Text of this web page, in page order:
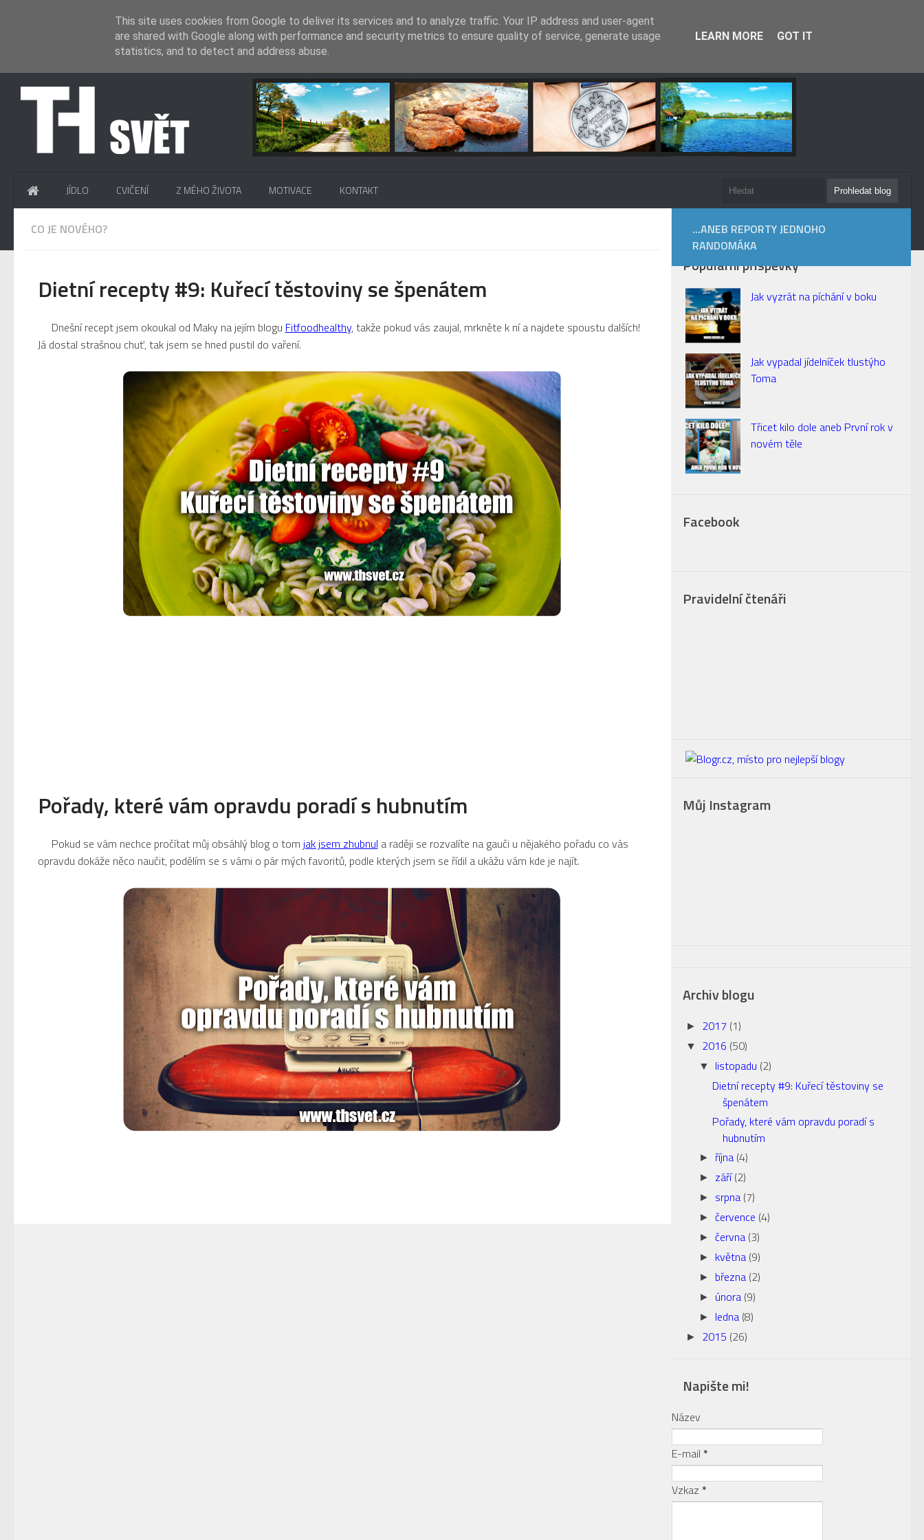
.
JÍDLO CVIČENÍ Z MÉHO ŽIVOTA MOTIVACE KONTAKT
CO JE NOVÉHO?
Dietní recepty #9: Kuřecí těstoviny se špenátem
Dnešní recept jsem okoukal od Maky na jejím blogu Fitfoodhealthy, takže pokud vás zaujal, mrkněte k ní a najdete spoustu dalších!
Já dostal strašnou chuť, tak jsem se hned pustil do vaření.
Pořady, které vám opravdu poradí s hubnutím
Pokud se vám nechce pročítat můj obsáhlý blog o tom jak jsem zhubnul a raději se rozvalíte na gauči u nějakého pořadu co vás
opravdu dokáže něco naučit, podělím se s vámi o pár mých favoritů, podle kterých jsem se řídil a ukážu vám kde je najít.
...ANEB REPORTY JEDNOHO
RANDOMÁKA
Populární příspěvky
Jak vyzrát na píchání v boku
Jak vypadal jídelníček tlustýho
Toma
Třicet kilo dole aneb První rok v
novém těle
Facebook
Pravidelní čtenáři
Můj Instagram
Archiv blogu
► 2017 (1)
▼ 2016 (50)
▼ listopadu (2)
Dietní recepty #9: Kuřecí těstoviny se
špenátem
Pořady, které vám opravdu poradí s
hubnutím
► října (4)
► září(2)
► srpna (7)
► července (4)
► června (3)
► května (9)
► března (2)
► února (9)
► ledna (8)
► 2015 (26)
Napište mi!
Název
E-mail *
Vzkaz *
This site uses cookies from Google to deliver its services and to analyze traffic. Your IP address and user-agent
are shared with Google along with performance and security metrics to ensure quality of service, generate usage
statistics, and to detect and address abuse.
LEARN MORE GOT IT